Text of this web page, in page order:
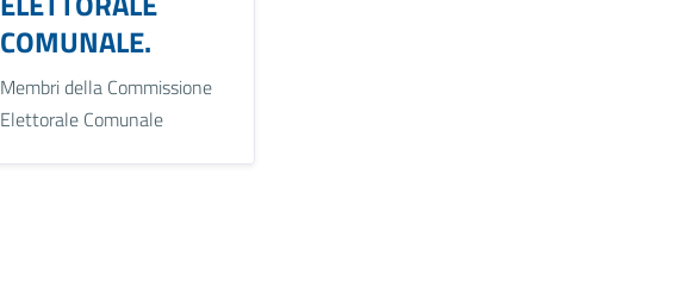
COMUNALE.
Membri della Commissione
Elettorale Comunale